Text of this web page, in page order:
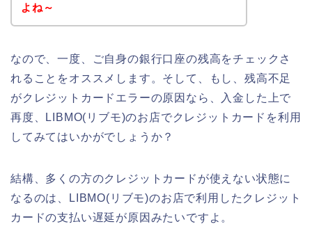
よね～
なので、一度、ご自身の銀行口座の残高をチェックさ
れることをオススメします。そして、もし、残高不足
がクレジットカードエラーの原因なら、入金した上で
再度、LIBMO(リブモ)のお店でクレジットカードを利用
してみてはいかがでしょうか？
結構、多くの方のクレジットカードが使えない状態に
なるのは、LIBMO(リブモ)のお店で利用したクレジット
カードの支払い遅延が原因みたいですよ。